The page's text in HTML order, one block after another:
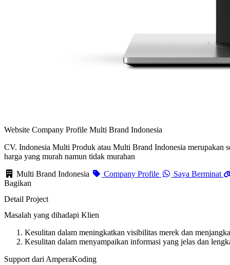
Website Company Profile Multi Brand Indonesia
CV. Indonesia Multi Produk atau Multi Brand Indonesia merupakan
harga yang murah namun tidak murahan
Multi Brand Indonesia
Company Profile Saya Berminat
Bagikan
Detail Project
Masalah yang dihadapi Klien
Kesulitan dalam meningkatkan visibilitas merek dan
Kesulitan dalam menyampaikan informasi yang jelas dan
Support dari AmperaKoding